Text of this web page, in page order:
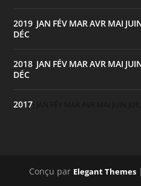
2019 JAN FÉV MARAVR MAI
DÉC
2018 JAN FÉV MARAVR MAI
DÉC
2017
Conçu par Elegant Themes